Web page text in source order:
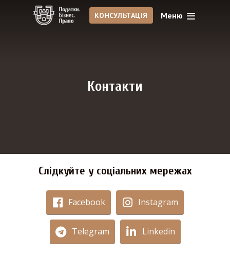
КОНСУЛЬТАЦІЯ Меню
Контакти
Cлідкуйте у соціальних мережах
Facebook Instagram
Telegram Linkedin